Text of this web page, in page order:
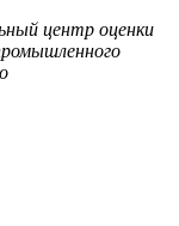
центр оценки